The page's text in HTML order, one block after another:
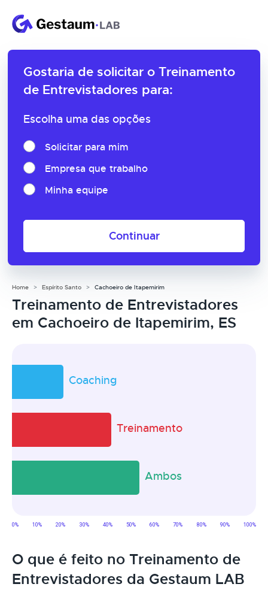
Gostaria de solicitar o Treinamento
de Entrevistadores para:
Escolha uma das opções
Solicitar para mim
Empresa que trabalho
Minha equipe
Continuar
Home Espírito Santo Cachoeiro de Itapemirim
Treinamento de Entrevistadores
em Cachoeiro de Itapemirim, ES
O que é feito no Treinamento de
Entrevistadores da Gestaum LAB